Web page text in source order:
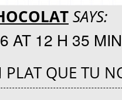
SAYS:
AT 12 H 35 MIN
QUE TU